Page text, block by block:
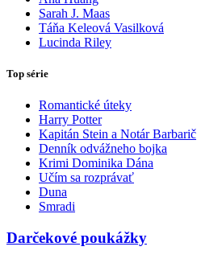
Sarah J. Maas
Táňa Keleová Vasilková
Lucinda Riley
Top série
Romantické úteky
Harry Potter
Kapitán Stein a Notár Barbarič
Denník odvážneho bojka
Krimi Dominika Dána
Učím sa rozprávať
Duna
Smradi
Darčekové poukážky